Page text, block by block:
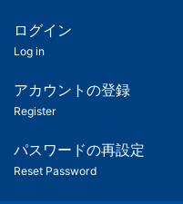
ツ
匿
名
ユ
ー
ログイン
Log in
アカウントの登録
Register
パスワードの再設定
Reset Password